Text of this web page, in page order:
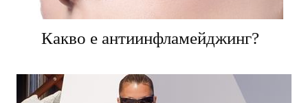
Какво е антиинфламейджинг?